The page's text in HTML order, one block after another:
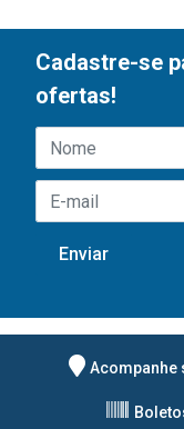
Cadastre-se
ofertas!
Acompanhe